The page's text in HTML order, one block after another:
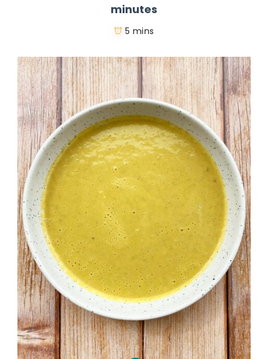
minutes
5 mins